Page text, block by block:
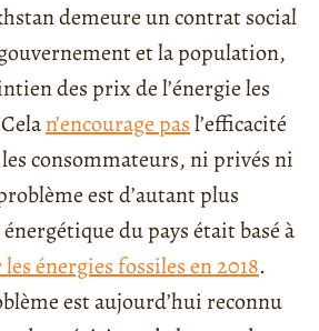
demeure un contrat social
et la population,
des prix de l’énergie les
n’encourage pasl’efficacité
consommateurs, ni privés ni
est d’autant plus
du pays était basé à
les énergies fossiles en 2018.
est aujourd’hui reconnu